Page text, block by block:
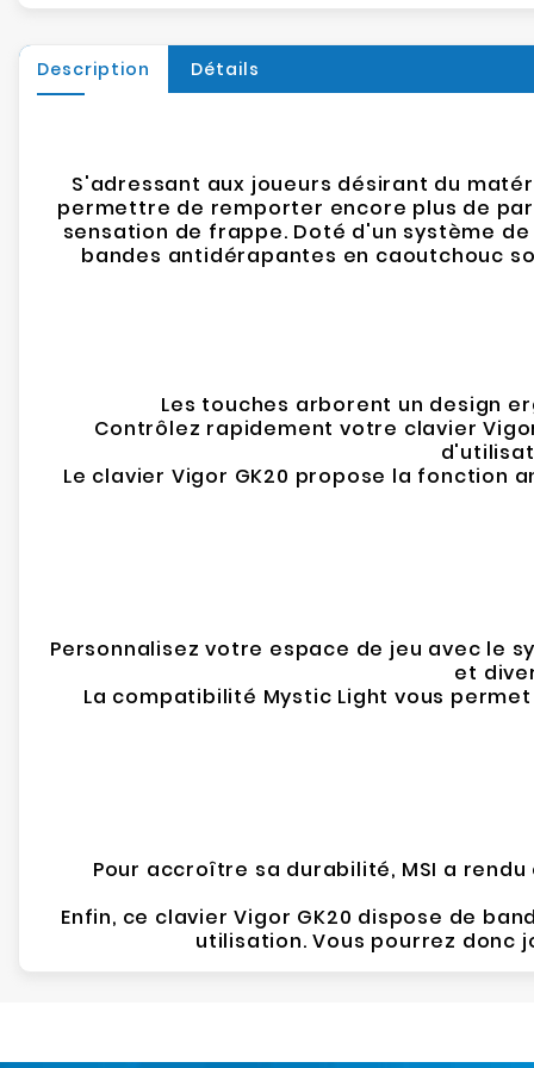
Description Détails
S'adressant aux joueurs désirant du
permettre de remporter encore plus de
sensation de frappe. Doté d'un système
bandes antidérapantes en caoutchouc
Les touches arborent un design
Contrôlez rapidement votre clavier
Le clavier Vigor GK20 propose la fonction
Personnalisez votre espace de jeu avec le
et
La compatibilité Mystic Light vous
Pour accroître sa durabilité, MSI a
Enfin, ce clavier Vigor GK20 dispose de
utilisation. Vous pourrez donc